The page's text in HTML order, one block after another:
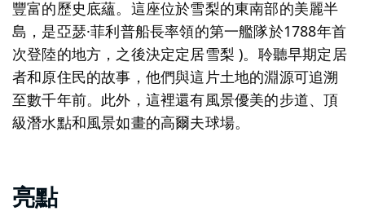
豐富的歷史底蘊。這座位於雪梨的東南部的美麗半
島，是亞瑟·菲利普船長率領的第一艦隊於1788年首
次登陸的地方，之後決定定居雪梨 )。 聆聽早期定居
者和原住民的故事，他們與這片土地的淵源可追溯
至數千年前。此外，這裡還有風景優美的步道、頂
級潛水點和風景如畫的高爾夫球場。
亮點